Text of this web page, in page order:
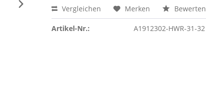
Vergleichen Merken Bewerten
Artikel-Nr.: A1912302-HWR-31-32